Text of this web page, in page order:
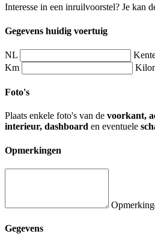
Interesse in een inruilvoorstel? Je kan
Gegevens huidig voertuig
NL
Km
Foto's
Plaats enkele foto's van de voorkant,
interieur, dashboard en eventuele
Opmerkingen
Gegevens